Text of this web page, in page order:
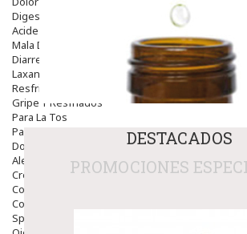
Digestivo
Acidez, Gases Y Ardores
Mala Digestion
Diarrea / Estreñimiento / Vómitos
Laxantes
Resfriados
Gripe Y Resfriados
Para La Tos
Para Descongestionar La Nariz
Dolor De Garganta
Alergias Y Picaduras
Cremas
Comprimidos
Colirios
Sprays
DESTACADOS
PROMOCIONES